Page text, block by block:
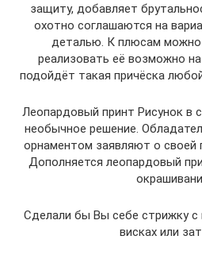
защиту, добавляет
охотно соглашаются на
деталью. К плюсам можно
реализовать её возможно
подойдёт такая причёска
Леопардовый принт Рисунок в
необычное решение.
орнаментом заявляют о своей
Дополняется леопардовый
Сделали бы Вы себе стрижку
висках или